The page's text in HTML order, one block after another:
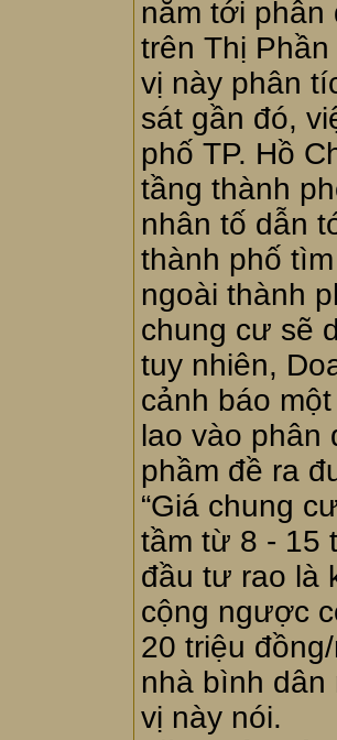
năm tới phân
trên Thị
vị này phân
sát gần đó,
phố TP. Hồ
tầng thành
nhân tố dẫn
thành phố
ngoài thành
chung cư sẽ
tuy nhiên,
cảnh báo
lao vào phân
phầm đề ra
“Giá chung
tầm từ 8 - 15
đầu tư rao là
cộng ngược
20 triệu
nhà bình dân
vị này nói.